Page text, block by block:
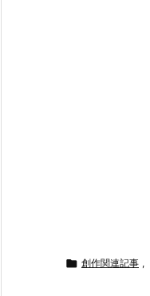
 創作関連記事 ,